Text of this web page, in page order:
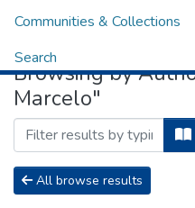
Communities & Collections
Search
Home Browse by Author
Browsing by
Marcelo"
All browse results